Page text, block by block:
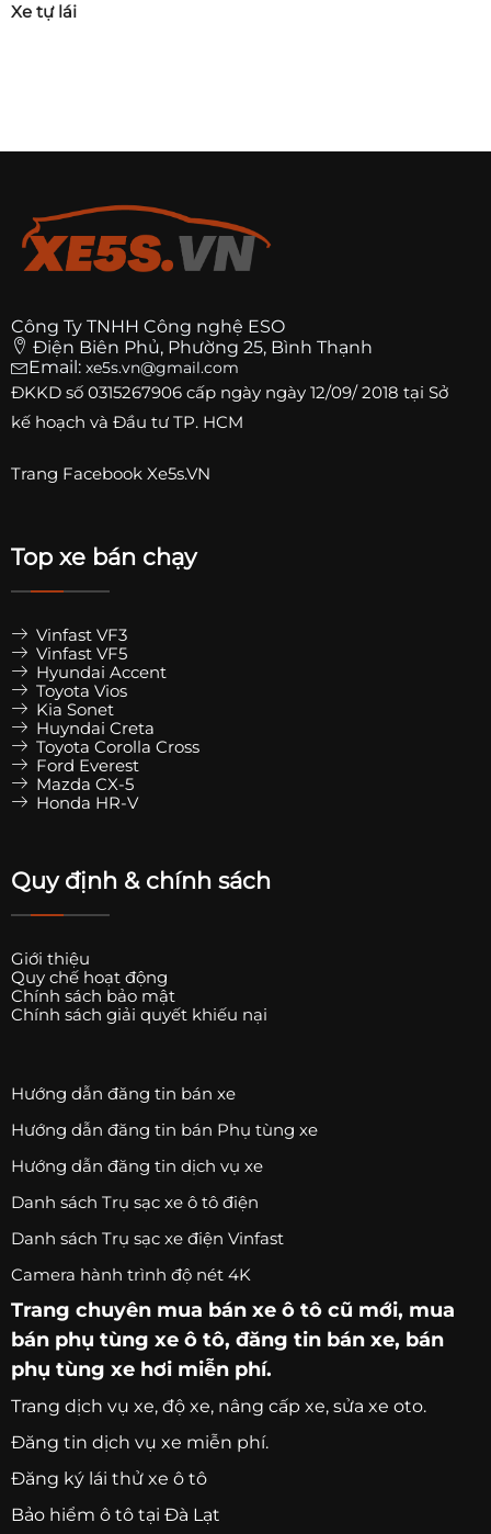
Xe tự lái
Công Ty TNHH Công nghệ ESO
Điện Biên Phủ, Phường 25, Bình Thạnh
Email: xe5s.vn@gmail.com
ĐKKD số 0315267906 cấp ngày ngày 12/09/ 2018 tại Sở
kế hoạch và Đầu tư TP. HCM
Trang Facebook Xe5s.VN
Top xe bán chạy
Vinfast VF3
Vinfast VF5
Hyundai Accent
Toyota Vios
Kia Sonet
Huyndai Creta
Toyota Corolla Cross
Ford Everest
Mazda CX-5
Honda HR-V
Quy định & chính sách
Giới thiệu
Quy chế hoạt động
Chính sách bảo mật
Chính sách giải quyết khiếu nại
Hướng dẫn đăng tin bán xe
Hướng dẫn đăng tin bán Phụ tùng xe
Hướng dẫn đăng tin dịch vụ xe
Danh sách Trụ sạc xe ô tô điện
Danh sách Trụ sạc xe điện Vinfast
Camera hành trình độ nét 4K
Trang chuyên mua bán xe ô tô cũ mới, mua
bán phụ tùng xe ô tô, đăng tin bán xe, bán
phụ tùng xe hơi miễn phí.
Trang dịch vụ xe, độ xe, nâng cấp xe, sửa xe oto.
Đăng tin dịch vụ xe miễn phí.
Đăng ký lái thử xe ô tô
Bảo hiểm ô tô tại Đà Lạt